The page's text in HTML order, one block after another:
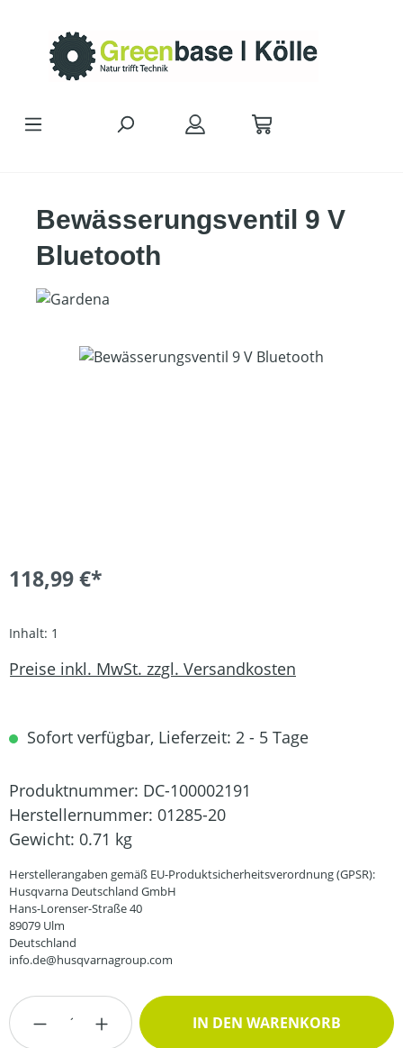
Bewässerungsventil 9 V
Bluetooth
Bildergalerie überspringen
118,99 €*
Inhalt: 1
Preise inkl. MwSt. zzgl. Versandkosten
Sofort verfügbar, Lieferzeit: 2 - 5 Tage
Produktnummer: DC-100002191
Herstellernummer: 01285-20
Gewicht: 0.71 kg
Herstellerangaben gemäß EU-Produktsicherheitsverordnung (GPSR):
Husqvarna Deutschland GmbH
Hans-Lorenser-Straße 40
89079 Ulm
Deutschland
info.de@husqvarnagroup.com
Produkt Anzahl: Gib den gewünschten
IN DEN WARENKORB